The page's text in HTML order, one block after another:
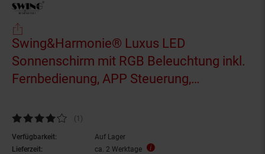
Swing&Harmonie® Luxus LED
Sonnenschirm mit RGB Beleuchtung inkl.
Fernbedienung, APP Steuerung,
türkis
Kundenbewertung: 4 von 5 Sternen
(1 Kundenbewertungen
)
Verfügbarkeit:
Auf Lager
Lieferzeit:
ca. 2 Werktage